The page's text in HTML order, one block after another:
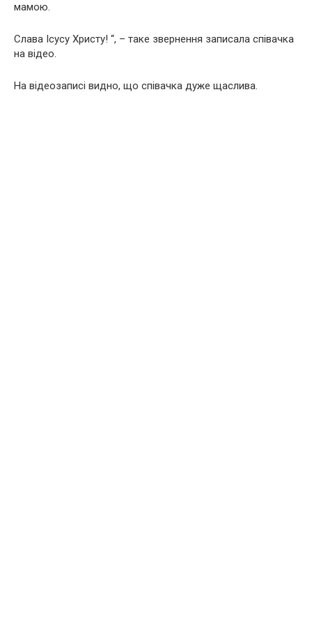
мамою.
Слава Ісусу Христу! “, – таке звернення записала співачка
на відео.
На відеозаписі видно, що співачка дуже щаслива.